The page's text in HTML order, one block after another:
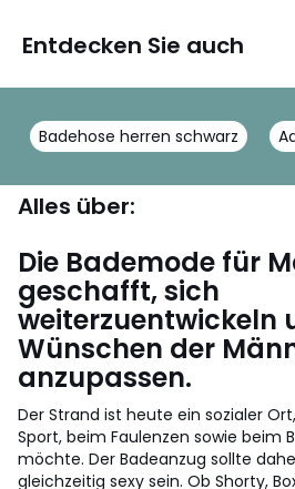
Entdecken Sie auch
Badehose herren schwarz
Alles über:
Die Bademode für
geschafft, sich
weiterzuentwickeln
Wünschen der
anzupassen.
Der Strand ist heute ein sozialer
Sport, beim Faulenzen sowie beim
möchte. Der Badeanzug sollte
gleichzeitig sexy sein. Ob Shorty,